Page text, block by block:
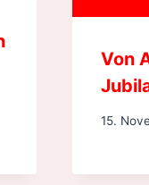
Von
15.